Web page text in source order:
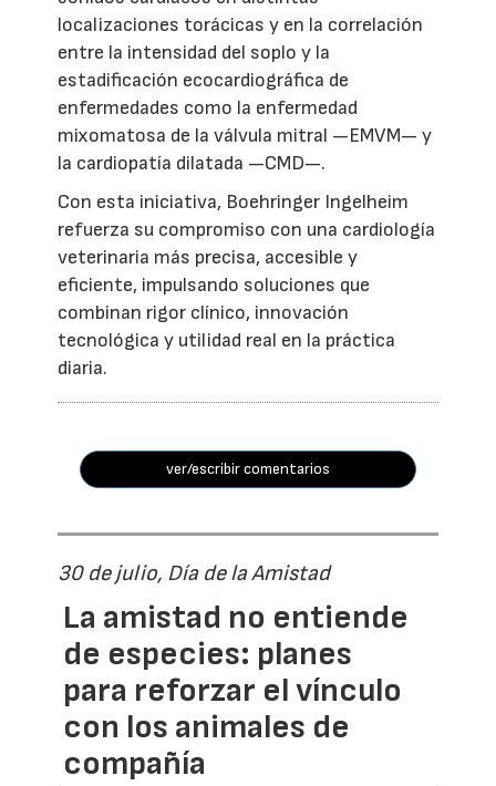
localizaciones torácicas y en la correlación
entre la intensidad del soplo y la
estadificación ecocardiográfica de
enfermedades como la enfermedad
mixomatosa de la válvula mitral —EMVM— y
la cardiopatía dilatada —CMD—.
Con esta iniciativa, Boehringer Ingelheim
refuerza su compromiso con una cardiología
veterinaria más precisa, accesible y
eficiente, impulsando soluciones que
combinan rigor clínico, innovación
tecnológica y utilidad real en la práctica
diaria.
ver/escribir comentarios
30 de julio, Día de la Amistad
La amistad no entiende
de especies: planes
para reforzar el vínculo
con los animales de
compañía